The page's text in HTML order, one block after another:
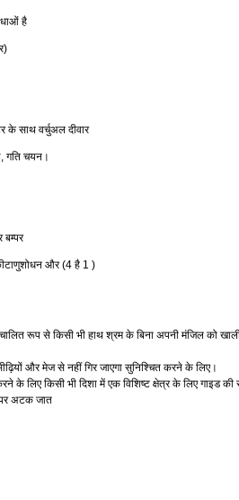
है
)
के साथ वर्चुअल दीवार
, गति चयन।
बम्पर
और(4 है1 )
रूप से किसी भी हाथ श्रम के बिना अपनी मंजिल को
और मेज से नहीं गिर जाएगा सुनिश्चित करने के लिए।
के लिए किसी भी दिशा में एक विशिष्ट क्षेत्र के लिए गाइड की
अटक जात